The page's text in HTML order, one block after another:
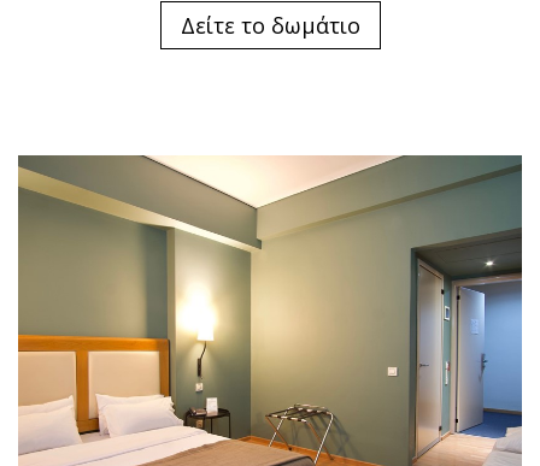
Δείτε το δωμάτιο